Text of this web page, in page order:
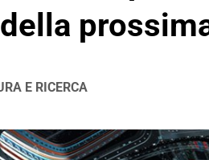
E RICERCA